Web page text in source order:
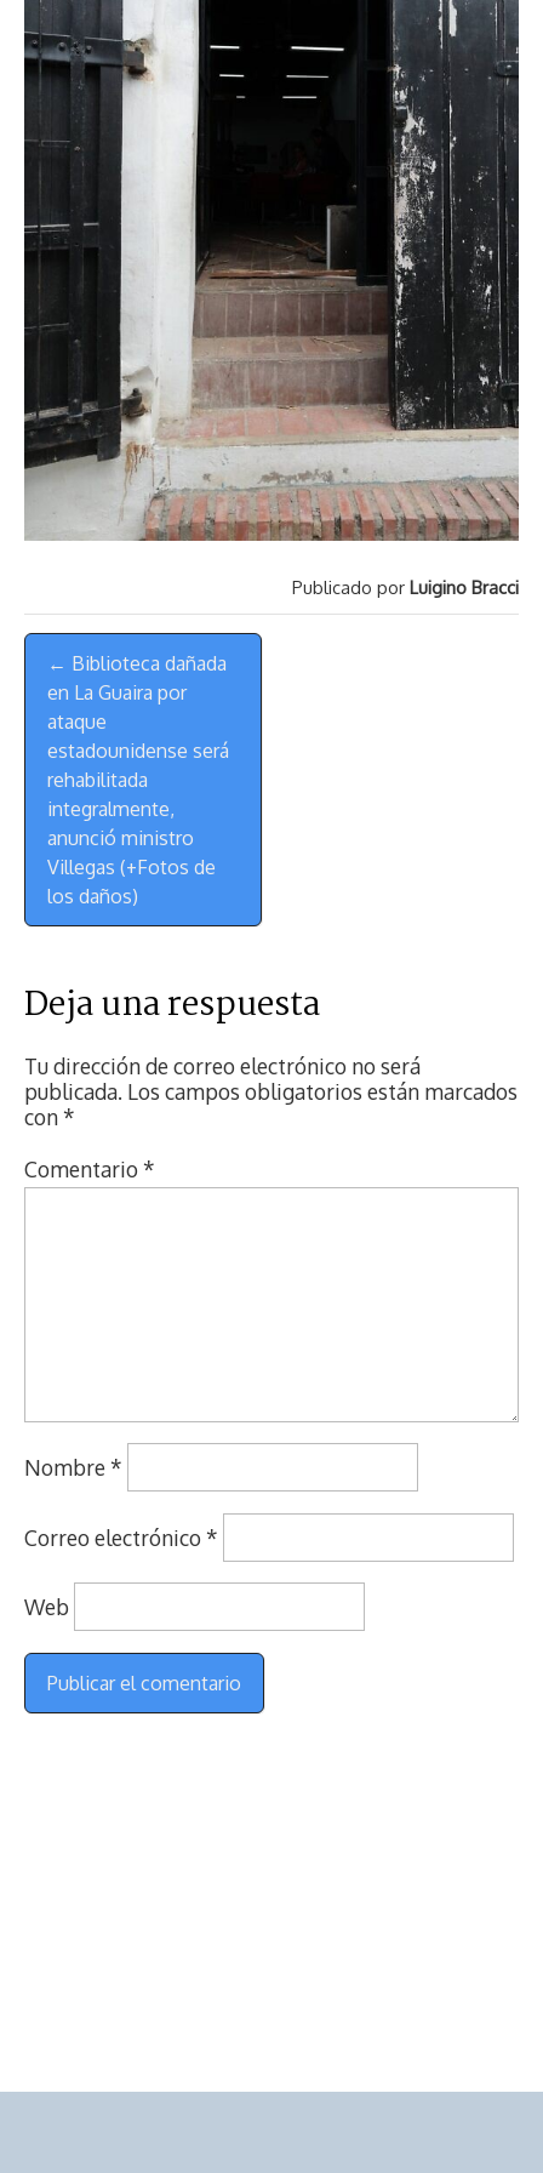
Publicado por Luigino Bracci
Menú
de
Navegación
← Biblioteca dañada
en La Guaira por
ataque
estadounidense será
rehabilitada
integralmente,
anunció ministro
Villegas (+Fotos de
los daños)
Deja una respuesta
Tu dirección de correo electrónico no será
publicada. Los campos obligatorios están marcados
con*
Comentario *
Nombre*
Correo electrónico *
Web